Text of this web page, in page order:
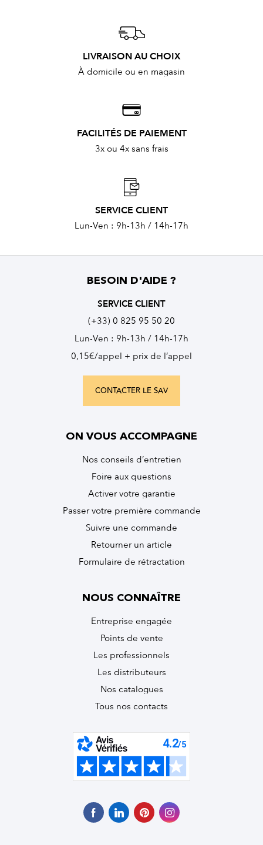
LIVRAISON AU CHOIX
À domicile ou en magasin
FACILITÉS DE PAIEMENT
3x ou 4x sans frais
SERVICE CLIENT
Lun-Ven : 9h-13h / 14h-17h
BESOIN D'AIDE ?
SERVICE CLIENT
(+33) 0 825 95 50 20
Lun-Ven : 9h-13h / 14h-17h
0,15€/appel + prix de l’appel
CONTACTER LE SAV
ON VOUS ACCOMPAGNE
Nos conseils d’entretien
Foire aux questions
Activer votre garantie
Passer votre première commande
Suivre une commande
Retourner un article
Formulaire de rétractation
NOUS CONNAÎTRE
Entreprise engagée
Points de vente
Les professionnels
Les distributeurs
Nos catalogues
Tous nos contacts